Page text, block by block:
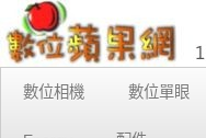
數位相機 數位單眼